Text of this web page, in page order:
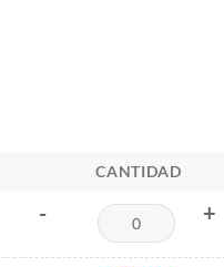
CANTIDAD
- +